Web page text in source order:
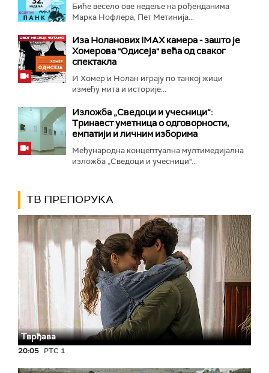
Биће весело ове недеље на рођенданима
Марка Нофлера, Пет Метинија...
Иза Ноланових IMAX камера - зашто је
Хомерова "Одисеја" већа од сваког
спектакла
И Хомер и Нолан играју по танкој жици
између мита и историје...
Изложба „Сведоци и учесници“:
Тринаест уметница о одговорности,
емпатији и личним изборима
Међународна концептуална мултимедијална
изложба „Сведоци и учесници"...
ТВ ПРЕПОРУКА
Тврђава
20:05 РТС 1